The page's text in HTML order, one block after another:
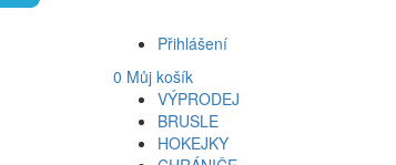
Přihlášení
0 Můj košík
VÝPRODEJ
BRUSLE
HOKEJKY